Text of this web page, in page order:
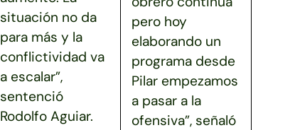
situación no da
para más y la
conflictividad va
a escalar”,
sentenció
Rodolfo Aguiar.
pero hoy
elaborando un
programa desde
Pilar empezamos
a pasar a la
ofensiva”, señaló